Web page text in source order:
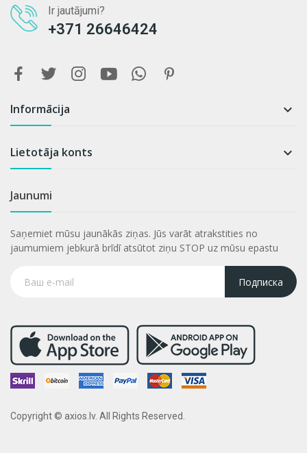
Ir jautājumi?
+371 26646424
Informācija 
Lietotāja konts 
Jaunumi
Saņemiet mūsu jaunākās ziņas. Jūs varāt atrakstities no
jaumumiem jebkurā brīdī atsūtot ziņu STOP uz mūsu epastu
Подписка
Copyright © axios.lv. All Rights Reserved.